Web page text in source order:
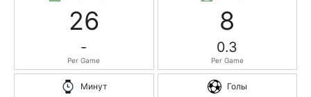
26
-
Per Game
8
0.3
Per Game
Минут Голы